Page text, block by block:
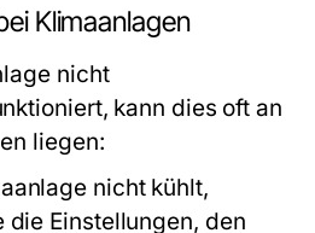
Klimaanlagen
nicht
kann dies oft an
liegen:
nicht kühlt,
die Einstellungen, den